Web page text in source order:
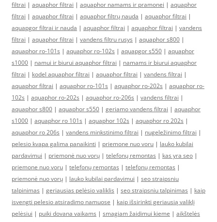
filtrai | aquaphor filtrai | aquaphor namams ir pramonei | aquaphor
filtrai | aquaphor filtrai | aquaphor filtrų nauda | aquaphor filtrai |
aquapgor filtrai ir nauda | aquaphor filtrai | aquaphor filtrai | vandens
filtrai | aquaphor filtrai | vandens filtru rusys | aquaphor s800 |
aquaphor ro-101s | aquaphor ro-102s | aquapgor s550 | aquaphor
s1000 | namui ir biurui aquaphor filtrai | namams ir biurui aquaphor
filtrai | kodel aquaphor filtrai | aquaphor filtrai | vandens filtrai |
aquaphor filtrai | aquaphor ro-101s | aquaphor ro-202s | aquaphor ro-
102s | aquaphor ro-202s | aquaphor ro-206s | vandens filtrai |
aquaphor s800 | aquaphor s550 | geriamo vandens filtrai | aquaphor
s1000 | aquaphor ro 101s | aquaphor 102s | aquaphor ro 202s |
aquaphor ro 206s | vandens minkstinimo filtrai | nugeležinimo filtrai |
pelesio kvapa galima panaikinti | priemone nuo voru | lauko kubilai
pardavimui | priemonė nuo vorų | telefonų remontas | kas yra seo |
priemone nuo voru | telefonų remontas | telefonų remontas |
priemonė nuo vorų | lauko kubilai pardavimui | seo straipsniu
talpinimas | geriausias pelėsio valiklis | seo straipsniu talpinimas | kaip
isvengti pelesio atsiradimo namuose | kaip išsirinkti geriausią valiklį
pelėsiui | puiki dovana vaikams | smagiam žaidimui kieme | aikštelės